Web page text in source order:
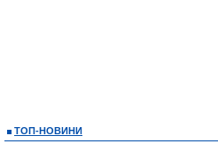
ТОП-НОВИНИ